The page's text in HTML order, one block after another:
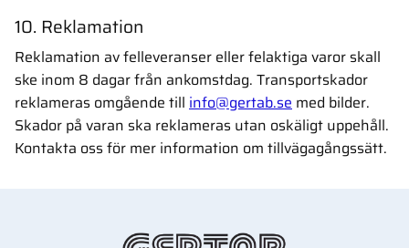
10. Reklamation
Reklamation av felleveranser eller felaktiga varor skall
ske inom 8 dagar från ankomstdag. Transportskador
reklameras omgående till info@gertab.se med bilder.
Skador på varan ska reklameras utan oskäligt uppehåll.
Kontakta oss för mer information om tillvägagångssätt.